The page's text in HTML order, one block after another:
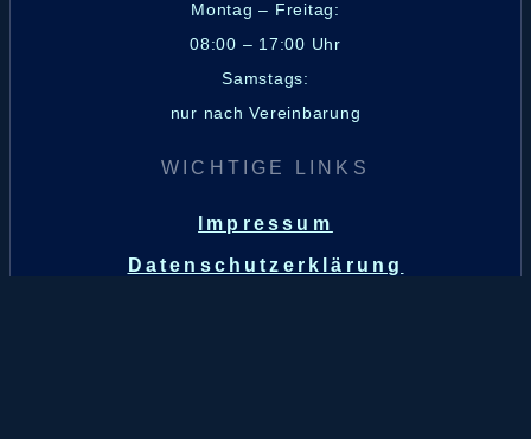
Montag – Freitag:
08:00 – 17:00 Uhr
Samstags:
nur nach Vereinbarung
WICHTIGE LINKS
Impressum
Datenschutzerklärung